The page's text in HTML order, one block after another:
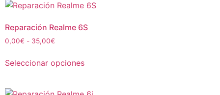
Reparación Realme 6S
0,00€ - 35,00€
Seleccionar opciones